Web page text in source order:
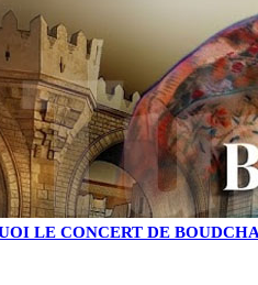
LE CONCERT DE